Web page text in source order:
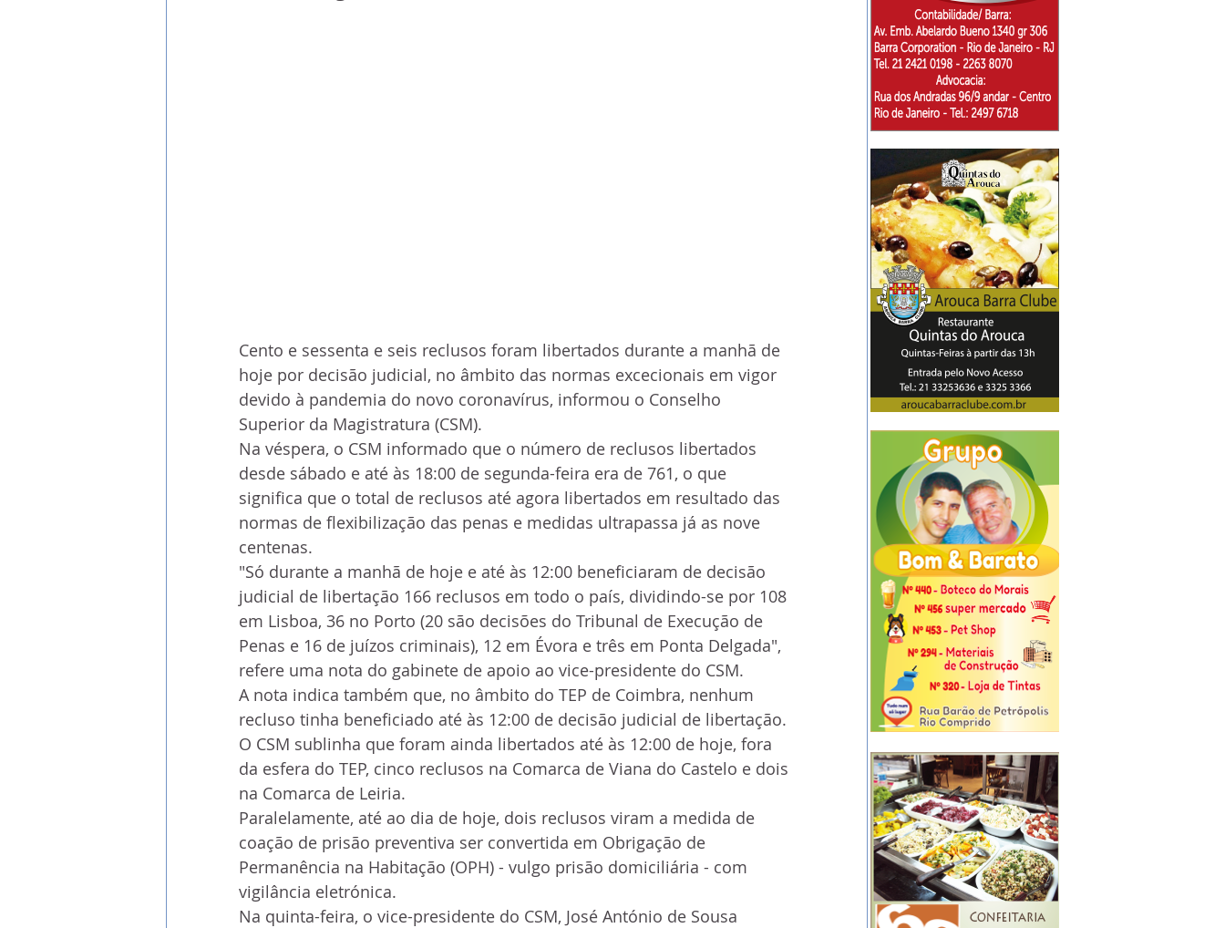
Cento e sessenta e seis reclusos foram libertados durante a manhã de
hoje por decisão judicial, no âmbito das normas excecionais em vigor
devido à pandemia do novo coronavírus, informou o Conselho
Superior da Magistratura (CSM).
Na véspera, o CSM informado que o número de reclusos libertados
desde sábado e até às 18:00 de segunda-feira era de 761, o que
significa que o total de reclusos até agora libertados em resultado das
normas de flexibilização das penas e medidas ultrapassa já as nove
centenas.
"Só durante a manhã de hoje e até às 12:00 beneficiaram de decisão
judicial de libertação 166 reclusos em todo o país, dividindo-se por 108
em Lisboa, 36 no Porto (20 são decisões do Tribunal de Execução de
Penas e 16 de juízos criminais), 12 em Évora e três em Ponta Delgada",
refere uma nota do gabinete de apoio ao vice-presidente do CSM.
A nota indica também que, no âmbito do TEP de Coimbra, nenhum
recluso tinha beneficiado até às 12:00 de decisão judicial de libertação.
O CSM sublinha que foram ainda libertados até às 12:00 de hoje, fora
da esfera do TEP, cinco reclusos na Comarca de Viana do Castelo e dois
na Comarca de Leiria.
Paralelamente, até ao dia de hoje, dois reclusos viram a medida de
coação de prisão preventiva ser convertida em Obrigação de
Permanência na Habitação (OPH) - vulgo prisão domiciliária - com
vigilância eletrónica.
Na quinta-feira, o vice-presidente do CSM, José António de Sousa